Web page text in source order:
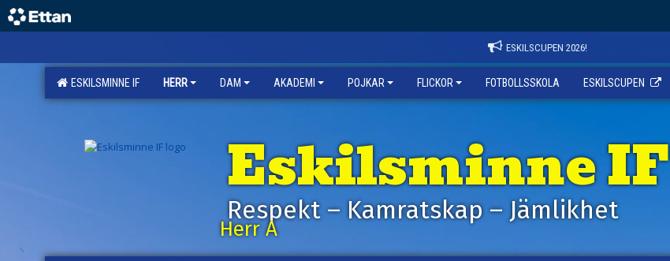
ESKILSCUPEN 2026!
ESKILSMINNE IF HERR DAM AKADEMI POJKAR FLICKOR FOTBOLLSSKOLA ESKILSCUPEN
Eskilsminne IF
Respekt – Kamratskap – Jämlikhet
Herr A